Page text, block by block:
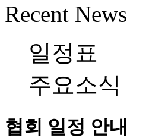
Recent News
일정표
주요소식
협회 일정 안내